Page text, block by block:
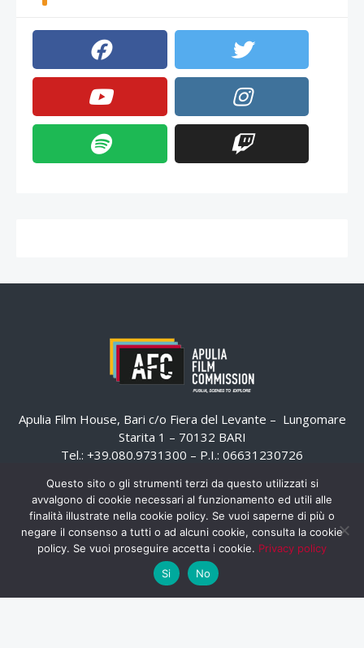
Apulia Film House, Bari c/o Fiera del Levante – Lungomare
Starita 1 – 70132 BARI
Tel.: +39.080.9731300 – P.I.: 06631230726
Pec:email@pec.apuliafilmcommission.it
Questo sito o gli strumenti terzi da questo utilizzati si
avvalgono di cookie necessari al funzionamento ed utili alle
finalità illustrate nella cookie policy. Se vuoi saperne di più o
negare il consenso a tutti o ad alcuni cookie, consulta la cookie
policy. Se vuoi proseguire accetta i cookie. Privacy policy
Si
No